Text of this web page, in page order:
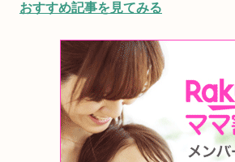
おすすめ記事を見てみる